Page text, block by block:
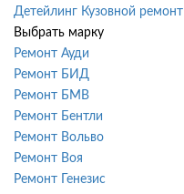
Детейлинг Кузовной ремонт
Выбрать марку
Ремонт Ауди
Ремонт БИД
Ремонт БМВ
Ремонт Бентли
Ремонт Вольво
Ремонт Воя
Ремонт Генезис